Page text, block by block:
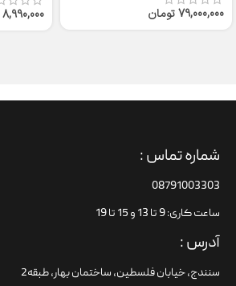
79,000,000تومان
8,990,000
شماره تماس :
08791003303
ساعت کاری: 9 تا 13 و 15 تا 19
آدرس :
سنندج، خیابان فلسطین،‌ ساختمان بهار، طبقه2